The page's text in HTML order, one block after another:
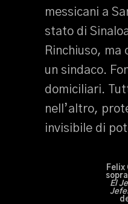
messicani a
stato di
Rinchiuso, ma
un sindaco.
domiciliari.
nell’altro,
invisibile di
Felix
El